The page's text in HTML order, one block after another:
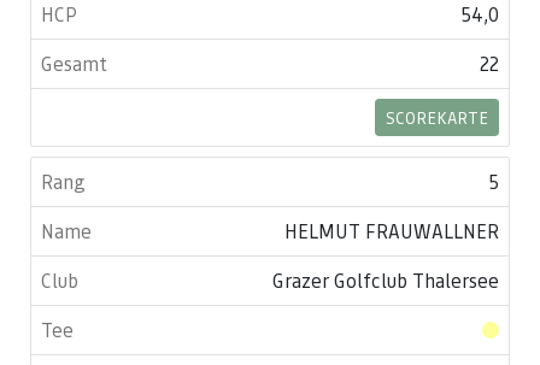
54,0
22
SCOREKARTE
5
HELMUT FRAUWALLNER
Grazer Golfclub Thalersee